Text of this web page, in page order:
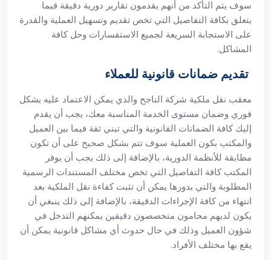
سوف يتم التأكد من أنهم يقدمون تقارير دورية دقيقة فيما
يتعلق بكافة التفاصيل التي تخص تقديم وتسهيل العملية والقدرة
على الاستجابة السريعة لجميع الاستفسارات وحل كافة
المشاكل.
تقديم ضمانات قانونية للعملاء
معقب نقل ملكية شركة الناجح والذي يمكن الاعتماد عليه بشكل
فوري وضمان مستوى الخدمة المناسبة معك، يجب أن يقدم
إليك كافة الضمانات القانونية والتي تبني ثقة فيما بين العميل
والمكتب بكون العملية سوف تتم بشكل صحيح على أن تكون
مطابقة للأنظمة الدورية، بالإضافة إلى ذلك يجب أن يوفر
المكتب كافة التفاصيل التي تخص مختلف المستندات الرسمية
المطلوبة والتي بدورها يمكن أن تثبت كفاءة نقل الملكية بعد
انتهاء من كافة الإجراءات الدقيقة، بالإضافة إلى ذلك ينبغي أن
يكون لديهم محامون متخصصون دقيقين يمكنهم التدخل في
شؤون العميل وذلك في حال حدوث أي مشاكل قانونية يمكن أن
يقع بها مختلف الأفراد.